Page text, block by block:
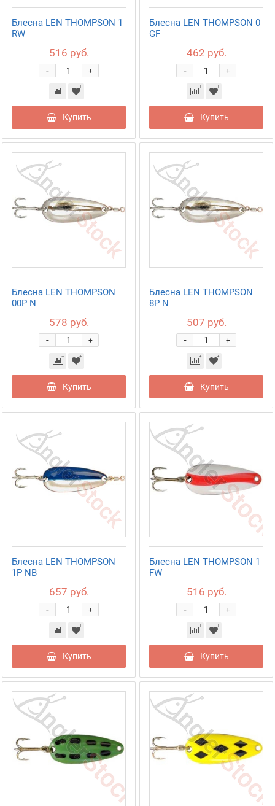
Блесна LEN THOMPSON 1
RW
516 руб.
+
-
Купить
Блесна LEN THOMPSON 0
GF
462 руб.
+
-
Купить
Блесна LEN THOMPSON
00P N
578 руб.
+
-
Купить
Блесна LEN THOMPSON
8P N
507 руб.
+
-
Купить
Блесна LEN THOMPSON
1P NB
657 руб.
+
-
Купить
Блесна LEN THOMPSON 1
FW
516 руб.
+
-
Купить